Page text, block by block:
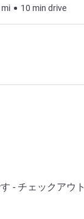
mi 10 min drive
- チェックアウ